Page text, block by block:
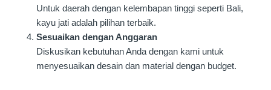
Untuk daerah dengan kelembapan tinggi seperti Bali,
kayu jati adalah pilihan terbaik.
Sesuaikan dengan Anggaran
Diskusikan kebutuhan Anda dengan kami untuk
menyesuaikan desain dan material dengan budget.